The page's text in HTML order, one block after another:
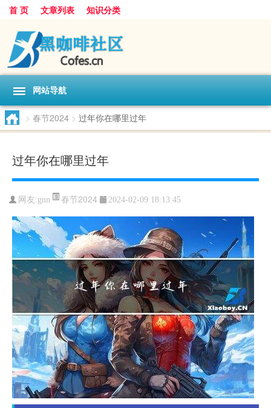
首 页 文章列表 知识分类
网站导航
> 春节2024 > 过年你在哪里过年
过年你在哪里过年
网友:gnn 春节2024 2024-02-09 18:13:45